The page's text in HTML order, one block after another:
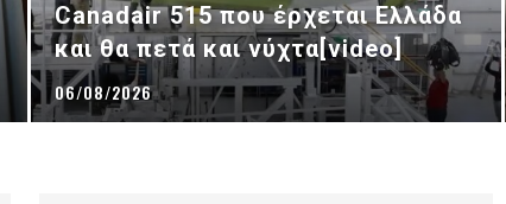
Canadair 515 που έρχεται Ελλάδα
και θα πετά και νύχτα[video]
06/08/2026